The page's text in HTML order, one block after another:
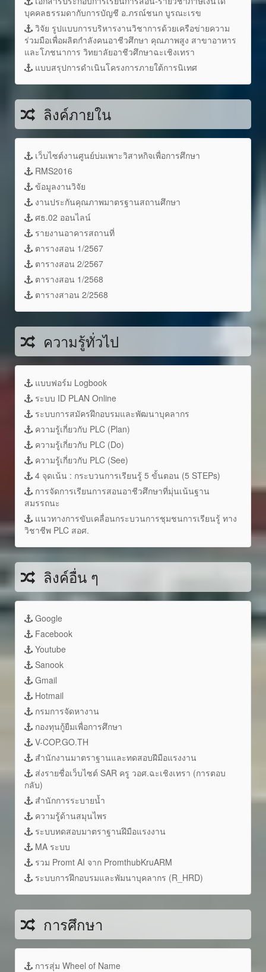
บุคคลธรรมดากับการบัญชี อ.ภรณ์ชนก บูรณะเรข
วิจัย รูปแบบการบริหารงานวิชาการด้วยเครือข่ายความ
ร่วมมือเพื่อผลิตกำลังคนอาชีวศึกษา คุณภาพสูง สาขาอาหาร
และโภชนาการ วิทยาลัยอาชีวศึกษาฉะเชิงเทรา
แบบสรุปการดำเนินโครงการภายใต้การนิเทศ
ลิงค์ภายใน
เว็บไซต์งานศูนย์บ่มเพาะวิสาหกิจเพื่อการศึกษา
RMS2016
ข้อมูลงานวิจัย
งานประกันคุณภาพมาตรฐานสถานศึกษา
ศธ.02 ออนไลน์
รายงานอาคารสถานที่
ตารางสอน 1/2567
ตารางสอน 2/2567
ตารางสอน 1/2568
ตารางสาอน 2/2568
ความรู้ทั่วไป
แบบฟอร์ม Logbook
ระบบ ID PLAN Online
ระบบการสมัครฝึกอบรมและพัฒนาบุคลากร
ความรู้เกี่ยวกับ PLC (Plan)
ความรู้เกี่ยวกับ PLC (Do)
ความรู้เกี่ยวกับ PLC (See)
4 จุดเน้น : กระบวนการเรียนรู้ 5 ขั้นตอน (5 STEPs)
การจัดการเรียนการสอนอาชีวศึกษาที่มุ่นเน้นฐาน
สมรรถนะ
แนวทางการขับเคลื่อนกระบวนการชุมชนการเรียนรู้ ทาง
วิชาชีพ PLC สอศ.
ลิงค์อื่น ๆ
Google
Facebook
Youtube
Sanook
Gmail
Hotmail
กรมการจัดหางาน
กองทุนกู้ยืมเพื่อการศึกษา
V-COP.GO.TH
สำนักงานมาตราฐานและทดสอบฝีมือแรงงาน
ส่งรายชื่อเว็บไซต์ SAR ครู วอศ.ฉะเชิงเทรา (การตอบ
กลับ)
สำนักการระบายน้ำ
ความรู้ด้านสมุนไพร
ระบบทดสอบมาตราฐานฝึมือแรงงาน
MA ระบบ
รวม Promt AI จาก PromthubKruARM
ระบบการฝึกอบรมและพัมนาบุคลากร (R_HRD)
การศึกษา
การสุ่ม Wheel of Name